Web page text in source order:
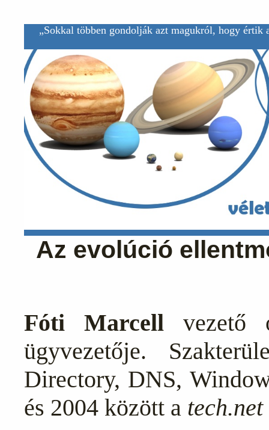
„Sokkal többen gondolják azt magukról, hogy
Az evolúció
Fóti Marcellvezető
ügyvezetője.
Directory, DNS,
és 2004 között a tech.net